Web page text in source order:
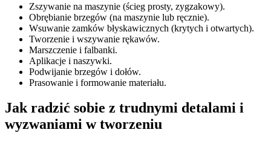
Zszywanie na maszynie (ścieg prosty, zygzakowy).
Obrębianie brzegów (na maszynie lub ręcznie).
Wsuwanie zamków błyskawicznych (krytych i otwartych).
Tworzenie i wszywanie rękawów.
Marszczenie i falbanki.
Aplikacje i naszywki.
Podwijanie brzegów i dołów.
Prasowanie i formowanie materiału.
Jak radzić sobie z trudnymi detalami i
wyzwaniami w tworzeniu